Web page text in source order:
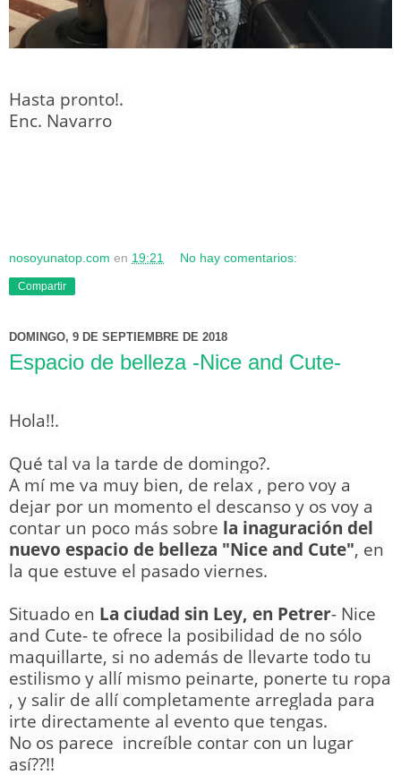
Hasta pronto!.
Enc. Navarro
nosoyunatop.com en 19:21 No hay comentarios:
Compartir
DOMINGO, 9 DE SEPTIEMBRE DE 2018
Espacio de belleza -Nice and Cute-
Hola!!.
Qué tal va la tarde de domingo?.
A mí me va muy bien, de relax , pero voy a
dejar por un momento el descanso y os voy a
contar un poco más sobre la inaguración del
nuevo espacio de belleza "Nice and Cute", en
la que estuve el pasado viernes.
Situado en La ciudad sin Ley, en Petrer- Nice
and Cute- te ofrece la posibilidad de no sólo
maquillarte, si no además de llevarte todo tu
estilismo y allí mismo peinarte, ponerte tu ropa
, y salir de allí completamente arreglada para
irte directamente al evento que tengas.
No os parece increíble contar con un lugar
así??!!